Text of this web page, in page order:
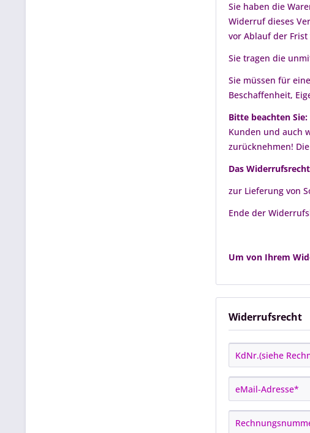
Sie haben die
Widerruf dieses
vor Ablauf der
Sie tragen die
Sie müssen für
Beschaffenheit,
Bitte beachten Sie:
Kunden und auch
zurücknehmen!
Das
zur Lieferung von
Ende der
Um von Ihrem
Widerrufsrecht